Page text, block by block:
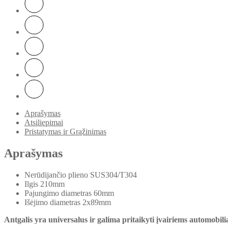
Aprašymas
Atsiliepimai
Pristatymas ir Grąžinimas
Aprašymas
Nerūdijančio plieno SUS304/T304
Ilgis 210mm
Pajungimo diametras 60mm
Išėjimo diametras 2x89mm
Antgalis yra universalus ir galima pritaikyti įvairiems